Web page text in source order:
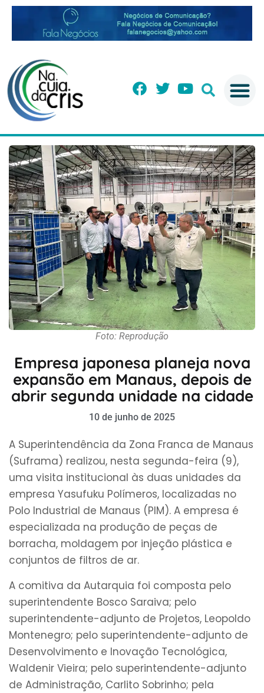
Foto: Reprodução
Empresa japonesa planeja nova
expansão em Manaus, depois de
abrir segunda unidade na cidade
10 de junho de 2025
A Superintendência da Zona Franca de Manaus
(Suframa) realizou, nesta segunda-feira (9),
uma visita institucional às duas unidades da
empresa Yasufuku Polímeros, localizadas no
Polo Industrial de Manaus (PIM). A empresa é
especializada na produção de peças de
borracha, moldagem por injeção plástica e
conjuntos de filtros de ar.
A comitiva da Autarquia foi composta pelo
superintendente Bosco Saraiva; pelo
superintendente-adjunto de Projetos, Leopoldo
Montenegro; pelo superintendente-adjunto de
Desenvolvimento e Inovação Tecnológica,
Waldenir Vieira; pelo superintendente-adjunto
de Administração, Carlito Sobrinho; pela